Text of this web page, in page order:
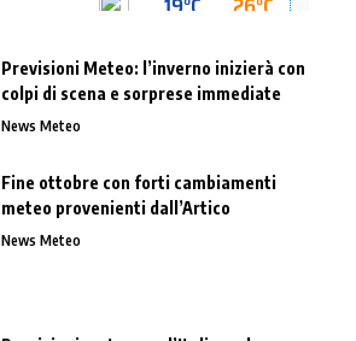
Previsioni Meteo: l’inverno inizierà con
colpi di scena e sorprese immediate
News Meteo
Fine ottobre con forti cambiamenti
meteo provenienti dall’Artico
News Meteo